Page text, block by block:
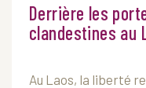
Derrière les
clandestines au
Au Laos, la liberté